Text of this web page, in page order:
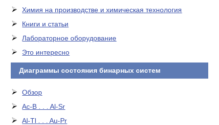
Химия на производстве и химическая технология
Книги и статьи
Лабораторное оборудование
Это интересно
Диаграммы состояния бинарных систем
Обзор
Ac-B . . . Al-Sr
Al-Tl . . . Au-Pr